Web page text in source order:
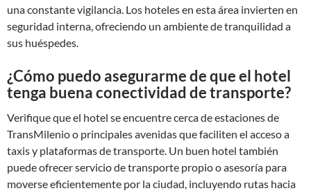
una constante vigilancia. Los hoteles en esta área invierten en
seguridad interna, ofreciendo un ambiente de tranquilidad a
sus huéspedes.
¿Cómo puedo asegurarme de que el hotel
tenga buena conectividad de transporte?
Verifique que el hotel se encuentre cerca de estaciones de
TransMilenio o principales avenidas que faciliten el acceso a
taxis y plataformas de transporte. Un buen hotel también
puede ofrecer servicio de transporte propio o asesoría para
moverse eficientemente por la ciudad, incluyendo rutas hacia